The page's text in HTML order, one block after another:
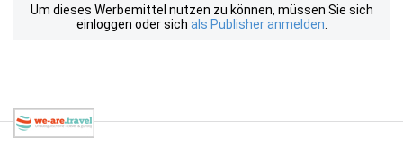
Um dieses Werbemittel nutzen zu können, müssen Sie sich
einloggen oder sich als Publisher anmelden